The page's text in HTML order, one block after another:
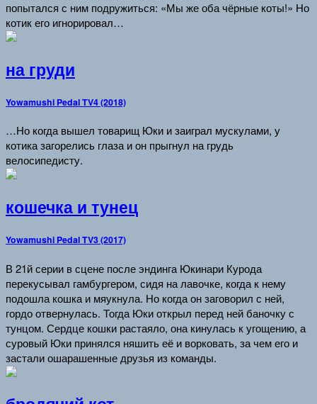
попытался с ним подружиться: «Мы же оба чёрные коты!» Но
котик его игнорировал…
на груди
Yowamushi Pedal TV4 (2018)
…Но когда вышел товарищ Юки и заиграл мускулами, у
котика загорелись глаза и он прыгнул на грудь
велосипедисту.
кошечка и тунец
Yowamushi Pedal TV3 (2017)
В 21й серии в сцене после эндинга Юкинари Курода
перекусывал гамбургером, сидя на лавочке, когда к нему
подошла кошка и мяукнула. Но когда он заговорил с ней,
гордо отвернулась. Тогда Юки открыл перед ней баночку с
тунцом. Сердце кошки растаяло, она кинулась к угощению, а
суровый Юки принялся няшить её и ворковать, за чем его и
застали ошарашенные друзья из команды.